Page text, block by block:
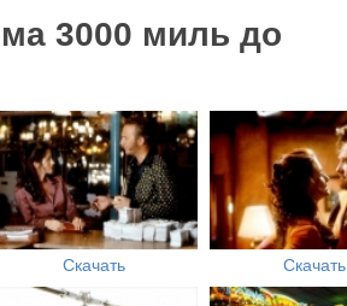
3000 миль до
Скачать Скачать